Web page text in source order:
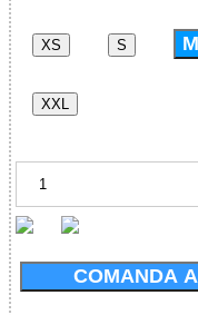
XS S M
XXL
COMANDA